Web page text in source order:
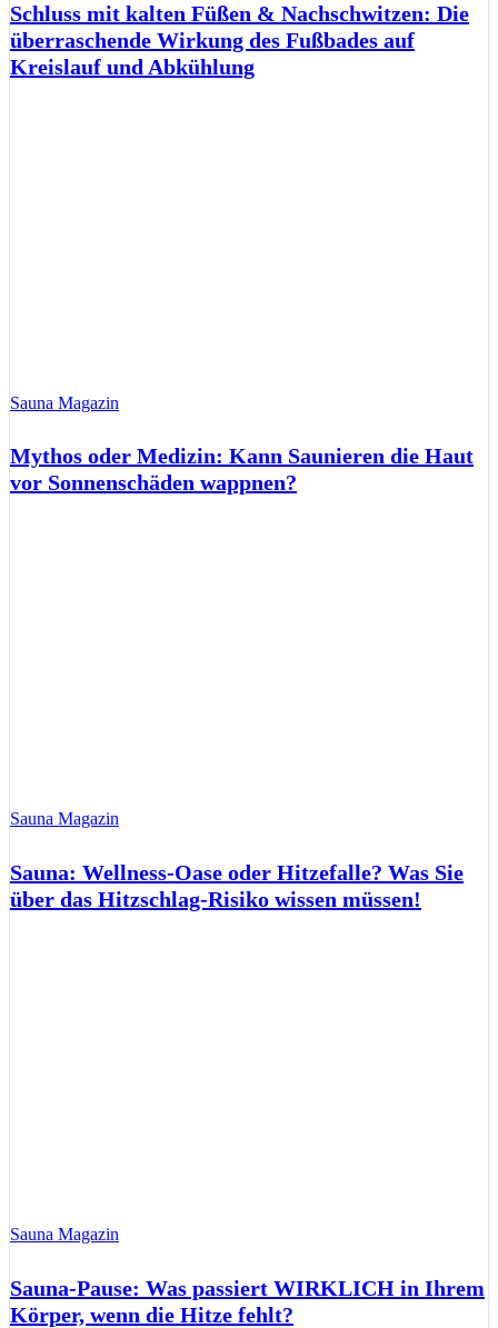
Schluss mit kalten Füßen & Nachschwitzen: Die
überraschende Wirkung des Fußbades auf
Kreislauf und Abkühlung
Sauna Magazin
Mythos oder Medizin: Kann Saunieren die Haut
vor Sonnenschäden wappnen?
Sauna Magazin
Sauna: Wellness-Oase oder Hitzefalle? Was Sie
über das Hitzschlag-Risiko wissen müssen!
Sauna Magazin
Sauna-Pause: Was passiert WIRKLICH in Ihrem
Körper, wenn die Hitze fehlt?